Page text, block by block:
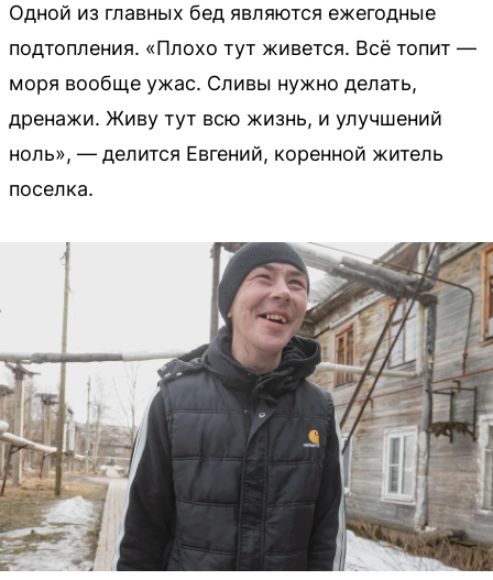
Одной из главных бед являются ежегодные
подтопления. «Плохо тут живется. Всё топит —
моря вообще ужас. Сливы нужно делать,
дренажи. Живу тут всю жизнь, и улучшений
ноль», — делится Евгений, коренной житель
поселка.